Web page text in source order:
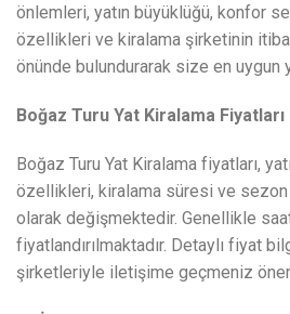
önlemleri, yatın büyüklüğü, konfor
özellikleri ve kiralama şirketinin
önünde bulundurarak size en uygun
Boğaz Turu Yat Kiralama Fiyatları
Boğaz Turu Yat Kiralama fiyatları,
özellikleri, kiralama süresi ve
olarak değişmektedir. Genellikle
fiyatlandırılmaktadır. Detaylı fiyat
şirketleriyle iletişime geçmeniz